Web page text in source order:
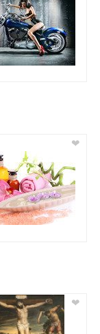
❤
❤